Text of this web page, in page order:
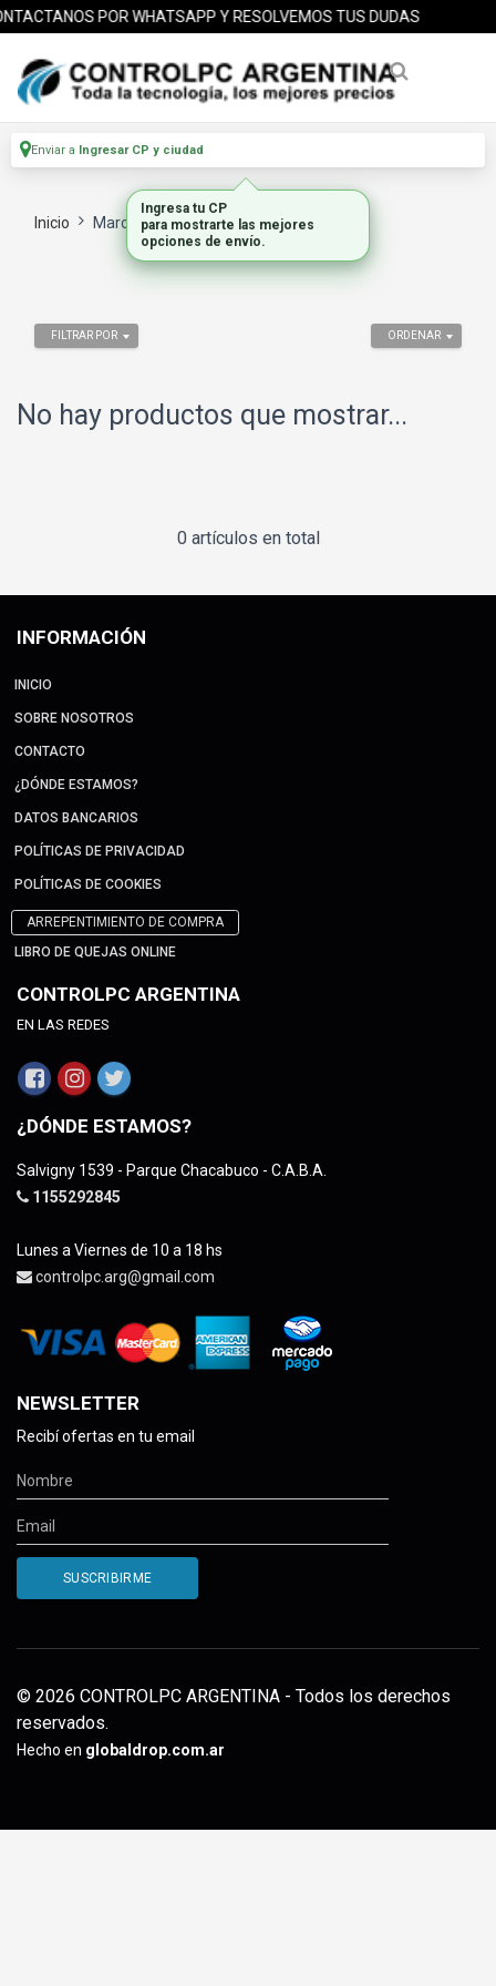
POR WHATSAPP Y RESOLVEMOS TUS DUDAS
Enviar a Ingresar CP y ciudad
Inicio Marca EARFUN
ORDENAR
FILTRAR POR
No hay productos que mostrar...
0 artículos en total
INFORMACIÓN
INICIO
SOBRE NOSOTROS
CONTACTO
¿DÓNDE ESTAMOS?
DATOS BANCARIOS
POLÍTICAS DE PRIVACIDAD
POLÍTICAS DE COOKIES
ARREPENTIMIENTO DE COMPRA
LIBRO DE QUEJAS ONLINE
CONTROLPC ARGENTINA
EN LAS REDES
¿DÓNDE ESTAMOS?
Salvigny 1539 - Parque Chacabuco - C.A.B.A.
1155292845
Lunes a Viernes de 10 a 18 hs
controlpc.arg@gmail.com
NEWSLETTER
Recibí ofertas en tu email
© 2026 CONTROLPC ARGENTINA - Todos los derechos
reservados.
Hecho en globaldrop.com.ar
Ingresa tu CP
para mostrarte las mejores
opciones de envío.